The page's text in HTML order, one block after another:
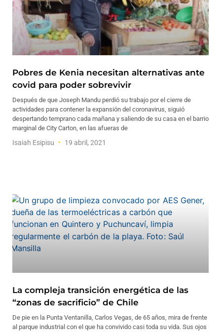
Pobres de Kenia necesitan alternativas ante
covid para poder sobrevivir
Después de que Joseph Mandu perdió su trabajo por el cierre de
actividades para contener la expansión del coronavirus, siguió
despertando temprano cada mañana y saliendo de su casa en el barrio
marginal de City Carton, en las afueras de
Isaiah Esipisu 19 abril, 2021
La compleja transición energética de las
“zonas de sacrificio” de Chile
De pie en la Punta Ventanilla, Carlos Vegas, de 65 años, mira de frente
al parque industrial con el que ha convivido casi toda su vida. Sus ojos